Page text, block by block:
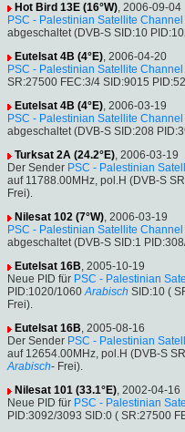
Hot Bird 13E (16°W), 2006-09-04
PSC - Palestinian Satellite Channel
abgeschaltet (DVB-S SID:10
Eutelsat 4B (4°E), 2006-04-20
PSC - Palestinian Satellite Channel
SR:27500 FEC:3/4 SID:9015
Eutelsat 4B (4°E), 2006-03-19
PSC - Palestinian Satellite Channel
abgeschaltet (DVB-S SID:208
Turksat 2A (24.2°E), 2006-03-19
Der Sender PSC - Palestinian
auf 11788.00MHz, pol.H (DVB-S
Frei).
Nilesat 102 (7°W), 2006-03-19
PSC - Palestinian Satellite Channel
abgeschaltet (DVB-S SID:1
Eutelsat 16B, 2005-10-19
Neue PID für PSC - Palestinian
PID:1020/1060 Arabisch SID:10 (
Frei).
Eutelsat 16B, 2005-08-16
Der Sender PSC - Palestinian
auf 12654.00MHz, pol.H (DVB-S
Arabisch- Frei).
Nilesat 101 (33.1°E), 2002-04-16
Neue PID für PSC - Palestinian
PID:3092/3093 SID:0 ( SR:27500